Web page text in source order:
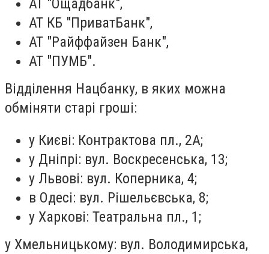
АТ "Ощадбанк",
АТ КБ "ПриватБанк",
АТ "Райффайзен Банк",
АТ "ПУМБ".
Відділення Нацбанку, в яких можна
обміняти старі гроші:
у Києві: Контрактова пл., 2А;
у Дніпрі: вул. Воскресенська, 13;
у Львові: вул. Коперника, 4;
в Одесі: вул. Рішельєвська, 8;
у Харкові: Театральна пл., 1;
у Хмельницькому: вул. Володимирська,